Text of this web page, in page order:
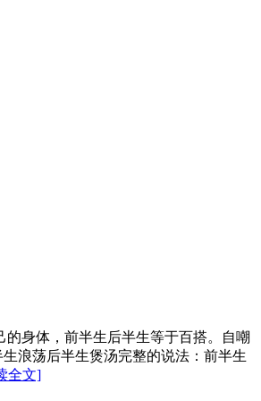
身体，前半生后半生等于百搭。自嘲
浪荡后半生煲汤完整的说法：前半生
全文]